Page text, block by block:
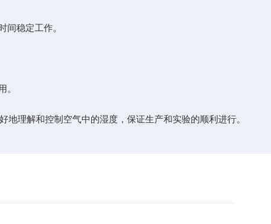
稳定工作。
。
理解和控制空气中的湿度，保证生产和实验的顺利进行。